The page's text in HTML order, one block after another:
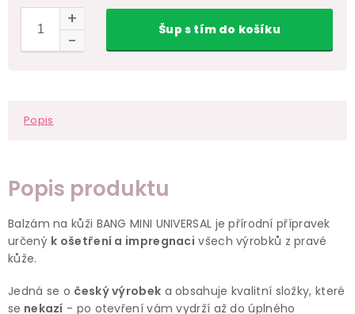
Šups tímdo košíku
Popis
Popis produktu
Balzám na kůži BANG MINI UNIVERSAL je přírodní přípravek
určený k ošetření a impregnaci všech výrobků z pravé
kůže.
Jedná se o český výrobek a obsahuje kvalitní složky, které
se nekazí - po otevření vám vydrží až do úplného